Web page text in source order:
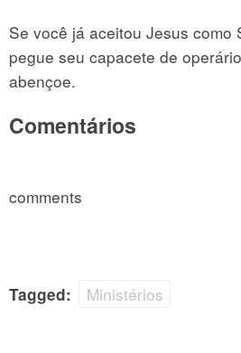
Se você já aceitou Jesus como
pegue seu capacete de
abençoe.
Comentários
comments
Tagged: Ministérios